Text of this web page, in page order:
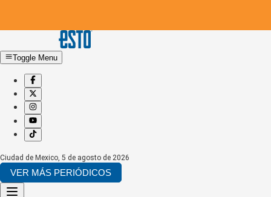
Toggle Menu
Ciudad de Mexico, 5 de agosto de 2026
VER MÁS PERIÓDICOS